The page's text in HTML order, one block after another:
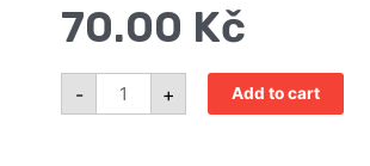
70.00 Kč
-
Croissant
šunkou
+ Add to cart